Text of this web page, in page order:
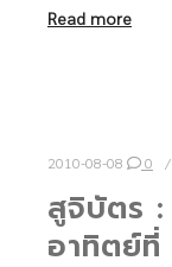
Read more
2010-08-08 0
สูจิบัตร :
อาทิตย์